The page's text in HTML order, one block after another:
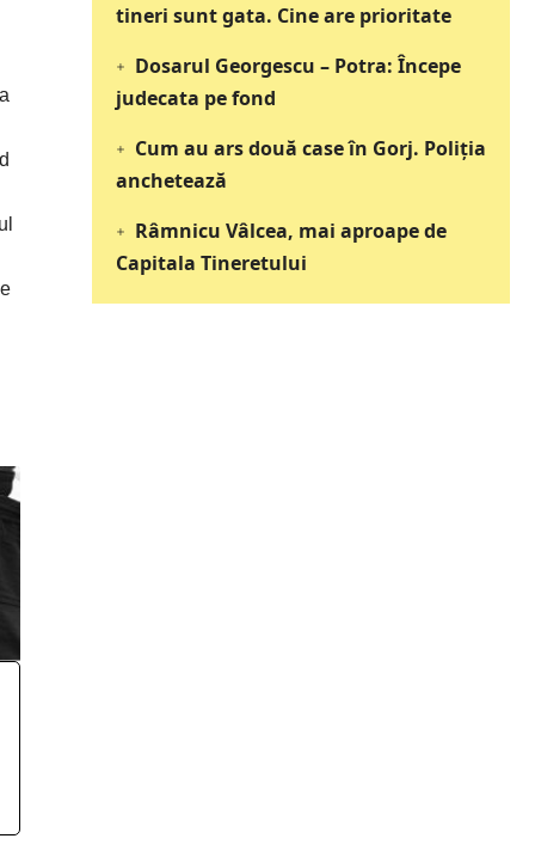
tineri sunt gata. Cine are prioritate
Dosarul Georgescu – Potra: Începe
judecata pe fond
Cum au ars două case în Gorj. Poliția
anchetează
Râmnicu Vâlcea, mai aproape de
Capitala Tineretului